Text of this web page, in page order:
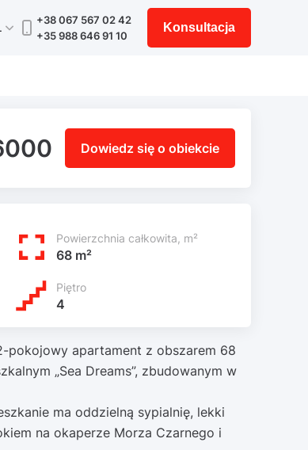
+38 067 567 02 42
+35 988 646 91 10
Konsultacja
Dowiedz się o obiekcie
Powierzchnia całkowita, m²
68 m²
Piętro
4
pokojowy apartament z obszarem 68
„Sea Dreams”, zbudowanym w
ma oddzielną sypialnię, lekki
na okaperze Morza Czarnego i